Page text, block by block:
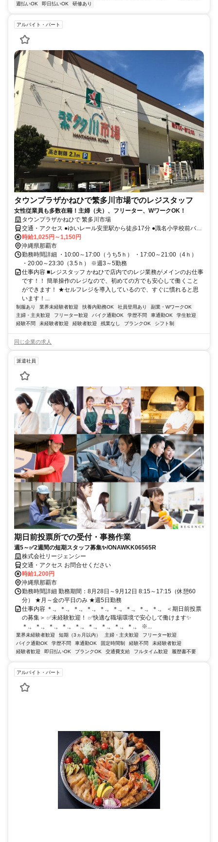
週払いOK
即日払いOK 研修あり
アルバイト・パート
タウンプラザかねひで繁多川市場でのレジスタッフ
女性従業員も多数在籍！主婦（夫）、フリーター、WワークOK！
タウンプラザかねひで 繁多川市場
交通・アクセス ●ゆいレール安里駅から徒歩17分 ●識名小学校前バス
停から徒歩約2分
時給1,025円～1,150円
沖縄県那覇市
勤務時間詳細 ・10:00～17:00（うち5ｈ） ・17:00～21:00（4ｈ）
・20:00～23:30（3.5ｈ） ※週3～5勤務
仕事内容 ■レジスタッフ かねひで店内でのレジ業務がメインのお仕事
です！！ 簡単操作のレジなので、初めての方でも安心して働くこと
ができます！ ★セルフレジを導入しているので、すぐに慣れると思
います！...
制服あり 業界未経験者歓迎 扶養内勤務OK 社員登用あり
副業・WワークOK
主婦・主夫歓迎
フリーター歓迎 バイク通勤OK 学歴不問 車通勤OK
学生歓迎
経験不問
未経験者歓迎 経験者歓迎 残業なし ブランクOK シフト制
同じ企業の求人
派遣社員
期日前投票所での受付・事務作業
週5～✅2週間の短期スタッフ募集✨/ONAWKK06565R
株式会社リージェンシー
交通・アクセス お問合せください
時給1,200円
沖縄県那覇市
勤務時間詳細 勤務期間：8月28日～9月12日 8:15～17:15（休憩60
分） ★月～金の平日のみ ★週5日勤務
仕事内容 ＊.。＊.。＊.。＊.。＊.。＊.。＊.。＊.。＊.。 ＜期日前投票
の募集＞ ✅未経験歓迎！ ✅快適な職場環境で安心して働けます✨
＊.。＊.。＊.。＊.。＊.。＊.。＊.。＊.。＊.。 ※...
業界未経験者歓迎 短期（3ヵ月以内） 主婦・主夫歓迎
フリーター歓迎
バイク通勤OK
学歴不問 車通勤OK 固定時間制 経験不問
未経験者歓迎
経験者歓迎
即日払いOK ブランクOK 交通費支給 フルタイム歓迎 履歴書不要
アルバイト・パート